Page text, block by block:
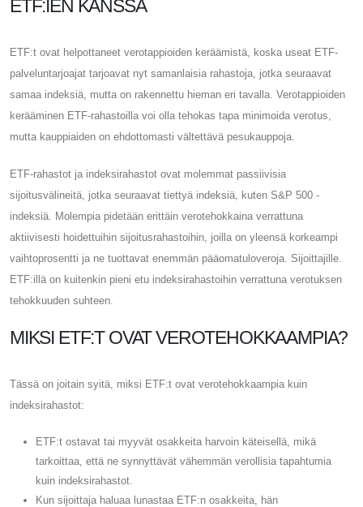
ETF:IEN KANSSA
ETF:t ovat helpottaneet verotappioiden keräämistä, koska useat ETF-
palveluntarjoajat tarjoavat nyt samanlaisia ​​rahastoja, jotka seuraavat
samaa indeksiä, mutta on rakennettu hieman eri tavalla. Verotappioiden
kerääminen ETF-rahastoilla voi olla tehokas tapa minimoida verotus,
mutta kauppiaiden on ehdottomasti vältettävä pesukauppoja.
ETF-rahastot ja indeksirahastot ovat molemmat passiivisia
sijoitusvälineitä, jotka seuraavat tiettyä indeksiä, kuten S&P 500 -
indeksiä. Molempia pidetään erittäin verotehokkaina verrattuna
aktiivisesti hoidettuihin sijoitusrahastoihin, joilla on yleensä korkeampi
vaihtoprosentti ja ne tuottavat enemmän pääomatuloveroja. Sijoittajille.
ETF:illä on kuitenkin pieni etu indeksirahastoihin verrattuna verotuksen
tehokkuuden suhteen.
MIKSI ETF:T OVAT VEROTEHOKKAAMPIA?
Tässä on joitain syitä, miksi ETF:t ovat verotehokkaampia kuin
indeksirahastot:
ETF:t ostavat tai myyvät osakkeita harvoin käteisellä, mikä
tarkoittaa, että ne synnyttävät vähemmän verollisia tapahtumia
kuin indeksirahastot.
Kun sijoittaja haluaa lunastaa ETF:n osakkeita, hän